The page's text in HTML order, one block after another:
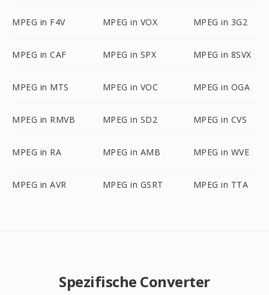
MPEG in F4V MPEG in VOX MPEG in 3G2
MPEG in CAF MPEG in SPX MPEG in 8SVX
MPEG in MTS MPEG in VOC MPEG in OGA
MPEG in RMVB MPEG in SD2 MPEG in CVS
MPEG in RA MPEG in AMB MPEG in WVE
MPEG in AVR MPEG in GSRT MPEG in TTA
Spezifische Converter